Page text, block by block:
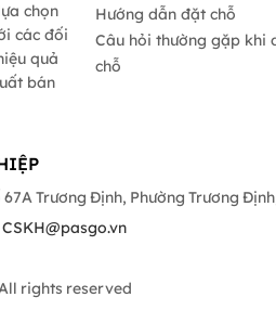
chọn
các đối
quả
bán
Hướng dẫn đặt chỗ
Câu hỏi thường gặp khi
chỗ
Trương Định, Phường Trương
CSKH@pasgo.vn
rights reserved